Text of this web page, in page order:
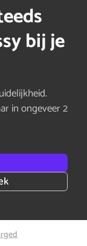
bij je
in ongeveer 2